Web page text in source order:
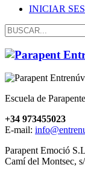
INICIAR
Escuela de
+34 973455023
E-mail:
Parapent Emoció
Camí del Montsec,